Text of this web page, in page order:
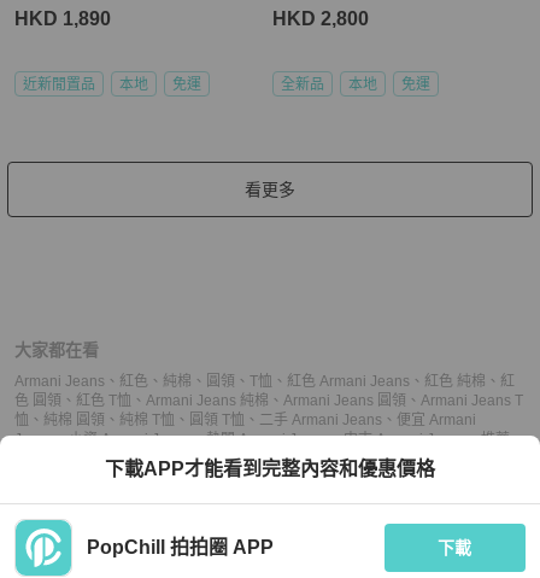
HKD 1,890
近新閒置品 本地 免運
HKD 2,800
全新品 本地 免運
看更多
大家都在看
Armani Jeans 、 紅色 、 純棉 、 圓領 、 T恤 、 紅色 Armani Jeans 、 紅色 純棉 、 紅
色 圓領 、 紅色 T恤 、 Armani Jeans 純棉 、 Armani Jeans 圓領 、 Armani Jeans T
恤 、 純棉 圓領 、 純棉 T恤 、 圓領 T恤 、 二手 Armani Jeans 、 便宜 Armani
Jeans、小資 Armani Jeans、熱門 Armani Jeans、中古 Armani Jeans、推薦
、二手 圓領、便宜 圓領、小資 圓領、熱門 圓領、中古 圓領
二手 T恤、便宜 T恤 、小資 T恤、熱門 T恤、中古 T恤、推薦 T恤
下載APP才能看到完整內容和優惠價格
PopChill 拍拍圈 APP 下載